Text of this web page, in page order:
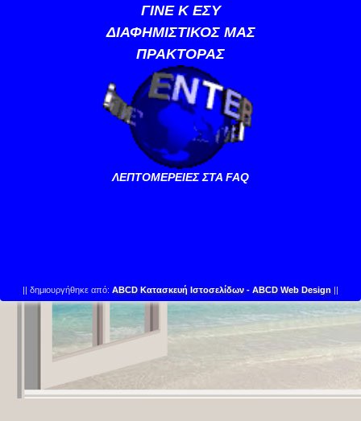
ΓΙΝΕ Κ ΕΣΥ
ΔΙΑΦΗΜΙΣΤΙΚΟΣ ΜΑΣ
ΠΡΑΚΤΟΡΑΣ
ΛΕΠΤΟΜΕΡΕΙΕΣ ΣΤΑ FAQ
|| δημιουργήθηκε από: ABCD Κατασκευή Ιστοσελίδων - ABCD Web Design||